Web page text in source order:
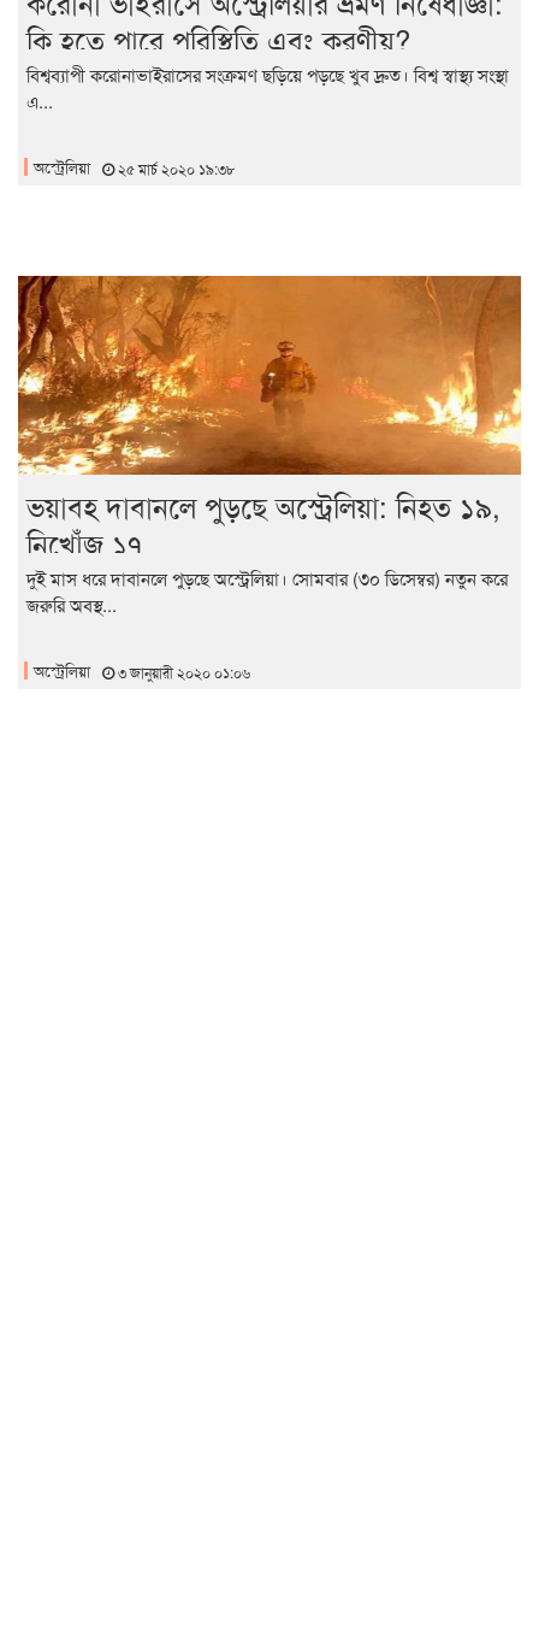
কি হতে পারে পরিস্থিতি এবং করণীয়?
বিশ্বব্যাপী করোনাভাইরাসের সংক্রমণ ছড়িয়ে পড়ছে খুব দ্রুত। বিশ্ব স্বাস্থ্য সংস্থা
এ...
অস্ট্রেলিয়া ২৫ মার্চ ২০২০ ১৯:৩৮
ভয়াবহ দাবানলে পুড়ছে অস্ট্রেলিয়া: নিহত ১৯,
নিখোঁজ ১৭
দুই মাস ধরে দাবানলে পুড়ছে অস্ট্রেলিয়া। সোমবার (৩০ ডিসেম্বর) নতুন করে
জরুরি অবস্থ...
অস্ট্রেলিয়া ৩ জানুয়ারী ২০২০ ০১:০৬